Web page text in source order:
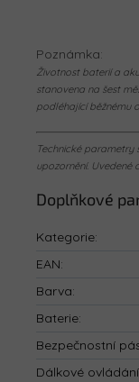
Poznámka:
Životnost baterií a
stanovena na šest
podléhající běžnému
Technické parametry
upozornění. Uvedené
Doplňkové
Kategorie:
EAN:
Barva:
Baterie:
Bezpečnostní
Dálkové ovládání